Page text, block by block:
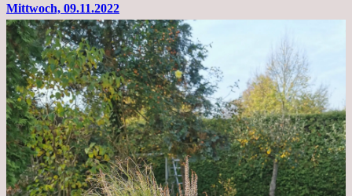
Therapie
Beginn
gut
überstanden
Mittwoch, 09.11.2022